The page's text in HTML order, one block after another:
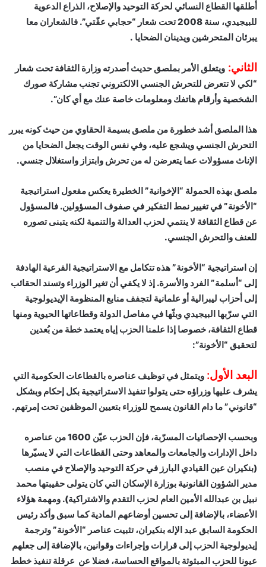
أطلقها القطاع النسائي لحركة التوحيد والإصلاح، الذراع الدعوية
للبيجيدي، سنة 2008 تحت شعار “حجابي عفّتي”. فالشعاران معا
يبرئان المتحرشين ويدينان الضحايا .
الثاني: ويتعلق الأمر بملصق حديث أصدرته وزارة الثقافة تحت شعار
“لكي لا تتعرض للتحرش الجنسي الالكتروني تجنب مشاركة صورك
الشخصية وأرقام هاتفك ومعلومات خاصة عنك مع أي كان”.
هذا الملصق أشد خطورة من ملصق بسيمة الحقاوي من حيث كونه يبرر
التحرش الجنسي ويشجع عليه، وفي نفس الوقت يجعل الضحايا من
الإناث مسؤولات عما يتعرضن له من تحرش وابتزاز واستغلال جنسي.
ملصق بهذه الحمولة “الإخوانية” الخطيرة يعكس مفعول استراتيجية
“الأخونة” في تغيير نمط التفكير في صفوف المسؤولين. فالمسؤول
عن قطاع الثقافة لا ينتمي لحزب العدالة والتنمية لكنه يتبنى تصوره
للعنف والتحرش الجنسي.
إن استراتيجية “الأخونة” هذه تتكامل مع الاستراتيجية الفرعية الهادفة
إلى “أسلمة” الفرد والأسرة. إذ لا يكفي أن تغير الوزراء وتسند الحقائب
إلى أحزاب ليبرالية أو علمانية لتجفف منابع المنظومة الإيديولوجية
التي سرّبها البيجيدي وبثّها في مفاصل الدولة وقطاعاتها الحيوية ومنها
قطاع الثقافة، خصوصا إذا علمنا الحزب إياه يعتمد خطة من بُعدين
لتحقيق “الأخونة”:
البعد الأول: ويتمثل في توظيف عناصره بالقطاعات الحكومية التي
يشرف عليها وزراؤه حتى يتولوا تنفيذ الاستراتيجية بكل إحكام وبشكل
“قانوني” ما دام القانون يسمح للوزراء بتعيين الموظفين تحت إمرتهم.
وبحسب الإحصائيات المسرّبة، فإن الحزب عيّن 1600 من عناصره
داخل الإدارات والجامعات والمعاهد وحتى القطاعات التي لا يسيّرها
(بنكيران عين القيادي البارز في حركة التوحيد والإصلاح في منصب
مدير الشؤون القانونية بوزارة الإسكان التي كان يتولى حقيبتها محمد
نبيل بن عبدالله الأمين العام لحزب التقدم والاشتراكية). ومهمة هؤلاء
الأعضاء، بالإضافة إلى تحسين أوضاعهم المادية كما سبق وأكد رئيس
الحكومة السابق عبد الإله بنكيران، تثبيت عناصر “الأخونة” وترجمة
إيديولوجية الحزب إلى قرارات وإجراءات وقوانين، بالإضافة إلى جعلهم
عيونا للحزب المبثوثة بالمواقع الحساسة، فضلا عن عرقلة تنفيذ خطط